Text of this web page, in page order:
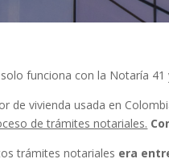
funciona con la Notaría
de vivienda usada en
de trámites notariales.
trámites notariales era